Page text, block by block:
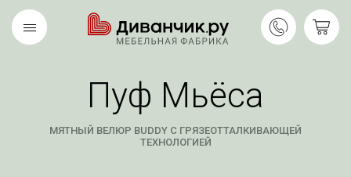
Пуф Мьёса
МЯТНЫЙ ВЕЛЮР BUDDY С ГРЯЗЕОТТАЛКИВАЮЩЕЙ
ТЕХНОЛОГИЕЙ
Скандинавская